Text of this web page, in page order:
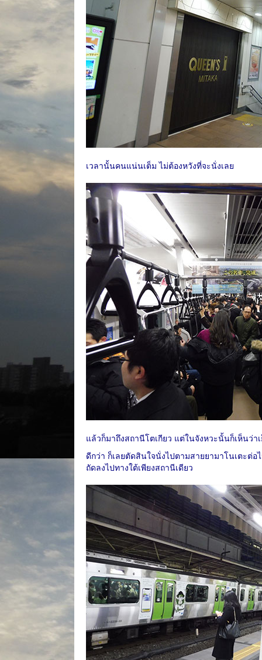
เวลานั้นคนแน่นเต็ม ไม่ต้องหวังที่จะนั่งเลย
แล้วก็มาถึงสถานีโตเกียว แต่ในจังหวะนั้นก็เห็นว่
ดีกว่า ก็เลยตัดสินใจนั่งไปตามสายยามาโนเตะต่อ
ถัดลงไปทางใต้เพียงสถานีเดียว